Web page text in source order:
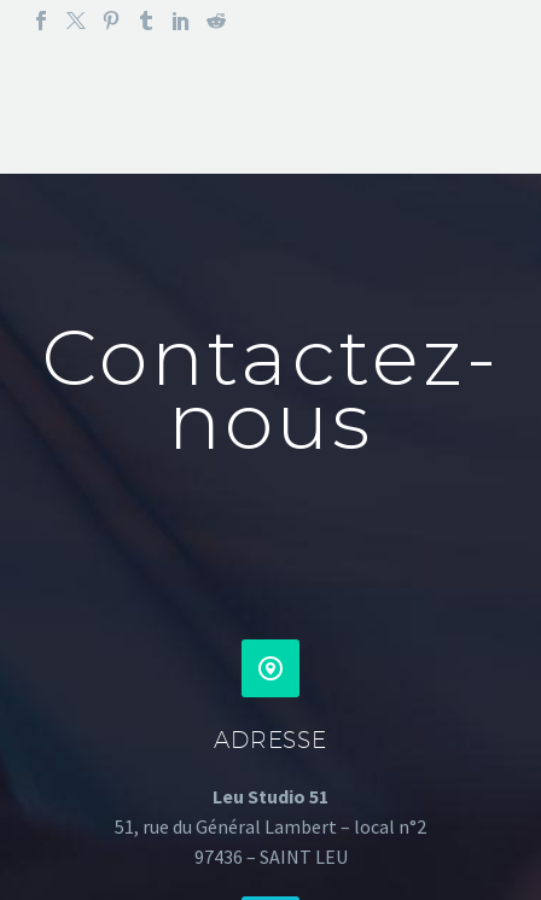
Contactez-
nous
ADRESSE
Leu Studio 51
51, rue du Général Lambert – local n°2
97436 – SAINT LEU